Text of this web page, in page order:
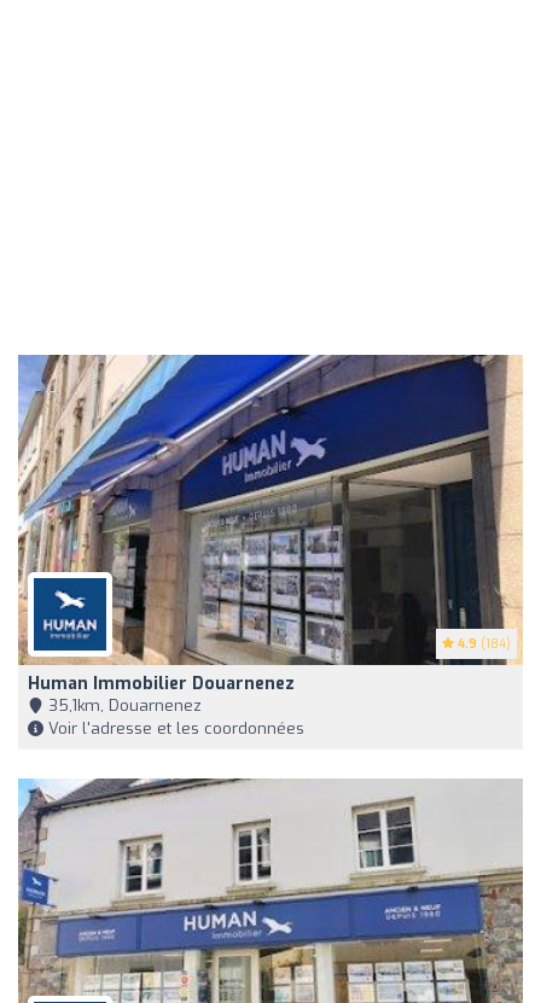
4.9 (184)
Human Immobilier Douarnenez
35,1km, Douarnenez
Voir l'adresse et les coordonnées